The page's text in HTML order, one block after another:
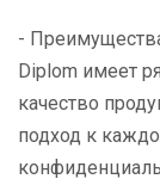
-
Diplom имеет
качество
подход к